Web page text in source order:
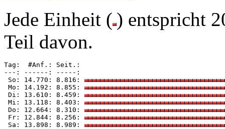
Jede Einheit ( ) entspricht
Teil davon.
Tag:  #Anf.: Seit.:
---: ------: -----:
So: 14.770: 8.816:
Mo: 14.192: 8.855:
Di: 13.610: 8.459:
Mi: 13.118: 8.403:
Do: 12.664: 8.310:
Fr: 12.844: 8.256:
Sa: 13.898: 8.989: